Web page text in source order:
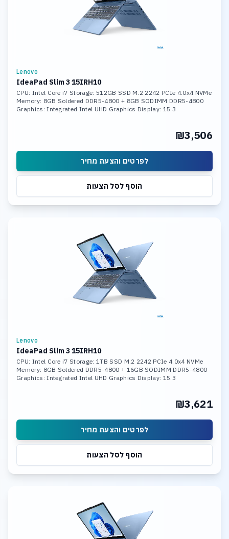
Lenovo
IdeaPad Slim 3 15IRH10
CPU: Intel Core i7 Storage: 512GB SSD M.2 2242 PCIe 4.0x4 NVMe
Memory: 8GB Soldered DDR5-4800 + 8GB SODIMM DDR5-4800
Graphics: Integrated Intel UHD Graphics Display: 15.3
₪3,506
לפרטים והצעת מחיר
הוסף לסל הצעות
Lenovo
IdeaPad Slim 3 15IRH10
CPU: Intel Core i7 Storage: 1TB SSD M.2 2242 PCIe 4.0x4 NVMe
Memory: 8GB Soldered DDR5-4800 + 16GB SODIMM DDR5-4800
Graphics: Integrated Intel UHD Graphics Display: 15.3
₪3,621
לפרטים והצעת מחיר
הוסף לסל הצעות